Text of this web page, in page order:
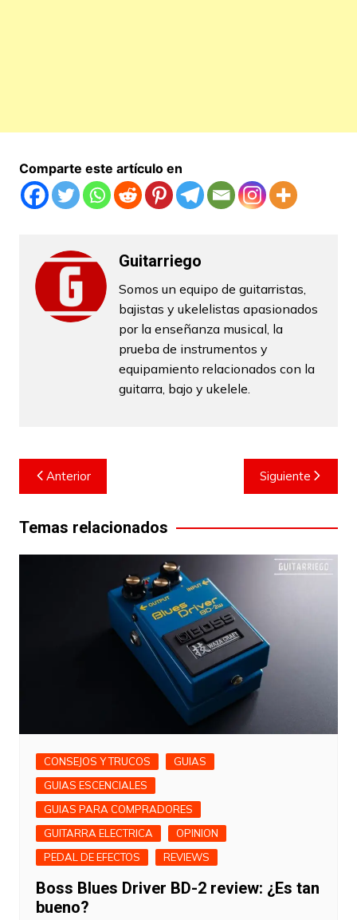
Comparte este artículo en
Guitarriego
Somos un equipo de guitarristas,
bajistas y ukelelistas apasionados
por la enseñanza musical, la
prueba de instrumentos y
equipamiento relacionados con la
guitarra, bajo y ukelele.
Navegación
de
entradas
Anterior Siguiente
Temas relacionados
CONSEJOS Y TRUCOS
GUIAS
GUIAS ESCENCIALES
GUIAS PARA COMPRADORES
GUITARRA ELECTRICA
OPINION
PEDAL DE EFECTOS
REVIEWS
Boss Blues Driver BD-2 review: ¿Es tan
bueno?